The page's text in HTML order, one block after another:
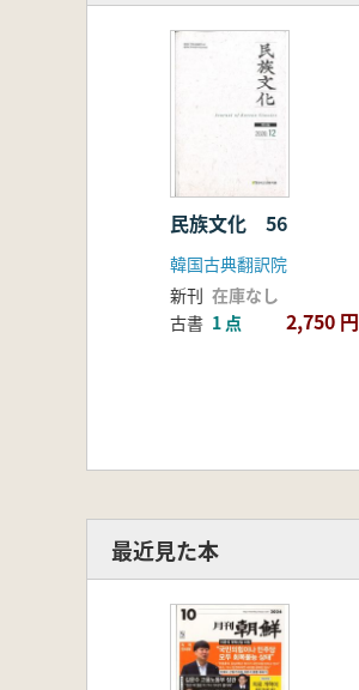
民族文化 56
韓国古典翻訳院
新刊 在庫なし
古書 1 点 2,750 円
最近見た本